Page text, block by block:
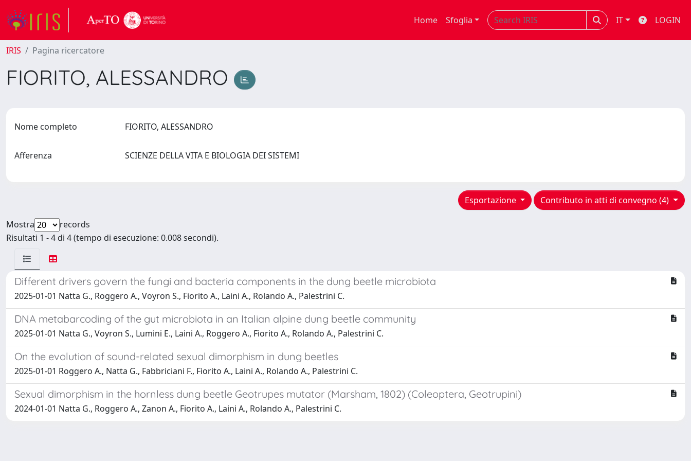
Home Sfoglia IT LOGIN
IRIS Pagina ricercatore
FIORITO, ALESSANDRO
Nome completo FIORITO, ALESSANDRO
Afferenza SCIENZE DELLA VITA E BIOLOGIA DEI SISTEMI
Contributo in atti di convegno (4)
Esportazione
Mostra
records
Risultati 1 - 4 di 4 (tempo di esecuzione: 0.008 secondi).
Different drivers govern the fungi and bacteria components in the dung beetle microbiota
2025-01-01 Natta G., Roggero A., Voyron S., Fiorito A., Laini A., Rolando A., Palestrini C.
DNA metabarcoding of the gut microbiota in an Italian alpine dung beetle community
2025-01-01 Natta G., Voyron S., Lumini E., Laini A., Roggero A., Fiorito A., Rolando A., Palestrini C.
On the evolution of sound-related sexual dimorphism in dung beetles
2025-01-01 Roggero A., Natta G., Fabbriciani F., Fiorito A., Laini A., Rolando A., Palestrini C.
Sexual dimorphism in the hornless dung beetle Geotrupes mutator (Marsham, 1802) (Coleoptera, Geotrupini)
2024-01-01 Natta G., Roggero A., Zanon A., Fiorito A., Laini A., Rolando A., Palestrini C.